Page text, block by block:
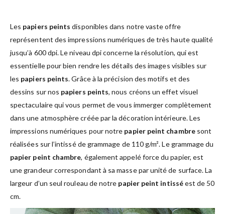
Les papiers peints disponibles dans notre vaste offre
représentent des impressions numériques de très haute qualité
jusqu’à 600 dpi. Le niveau dpi concerne la résolution, qui est
essentielle pour bien rendre les détails des images visibles sur
les papiers peints. Grâce à la précision des motifs et des
dessins sur nos papiers peints, nous créons un effet visuel
spectaculaire qui vous permet de vous immerger complètement
dans une atmosphère créée par la décoration intérieure. Les
impressions numériques pour notre papier peint chambresont
réalisées sur l’intissé de grammage de 110 g/m². Le grammage du
papier peint chambre, également appelé force du papier, est
une grandeur correspondant à sa masse par unité de surface. La
largeur d’un seul rouleau de notre papier peint intisséest de 50
cm.